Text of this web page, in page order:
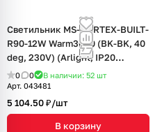
Светильник MS-VORTEX-BUILT-
R90-12W Warm3000 (BK-BK, 40
deg, 230V) (Arlight, IP20
Металл, 5 лет)
0 0 В наличии: 52 шт
Арт. 043481
5 104.50 ₽/шт
В корзину